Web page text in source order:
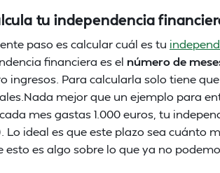
tu independencia
paso es calcular cuál es tu
financiera es el número de
ingresos. Para calcularla solo tiene
mejor que un ejemplo para
mes gastas 1.000 euros, tu
Lo ideal es que este plazo sea cuánto
esto es algo sobre lo que ya no